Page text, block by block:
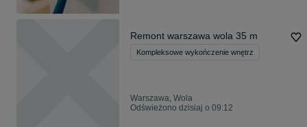
Remont warszawa wola 35 m
Kompleksowe wykończenie wnętrz
Warszawa, Wola
Odświeżono dzisiaj o 09:12